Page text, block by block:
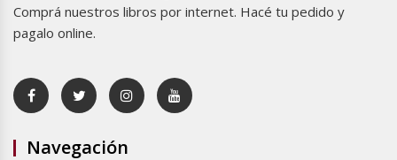
Comprá nuestros libros por internet. Hacé tu pedido y
pagalo online.
Navegación